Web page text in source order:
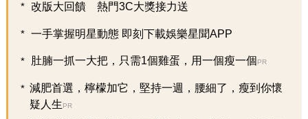
改版大回饋 熱門3C大獎接力送
一手掌握明星動態 即刻下載娛樂星聞APP
肚腩一抓一大把，只需1個雞蛋，用一個瘦一個PR
減肥首選，檸檬加它，堅持一週，腰細了，瘦到你懷
疑人生PR